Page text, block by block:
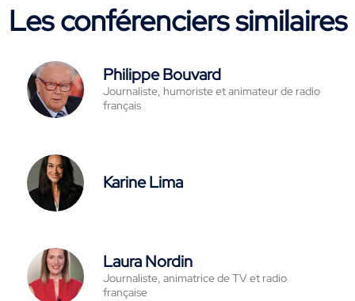
Les conférenciers similaires
Philippe Bouvard
Journaliste, humoriste et animateur de radio
français
Karine Lima
Laura Nordin
Journaliste, animatrice de TV et radio
française